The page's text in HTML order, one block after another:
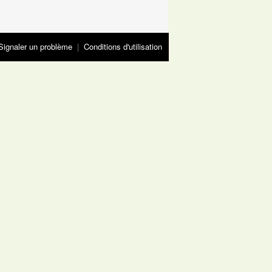
un problème | Conditions d'utilisation